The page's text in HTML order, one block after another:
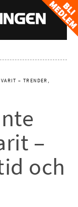
– TRENDER,
–
och